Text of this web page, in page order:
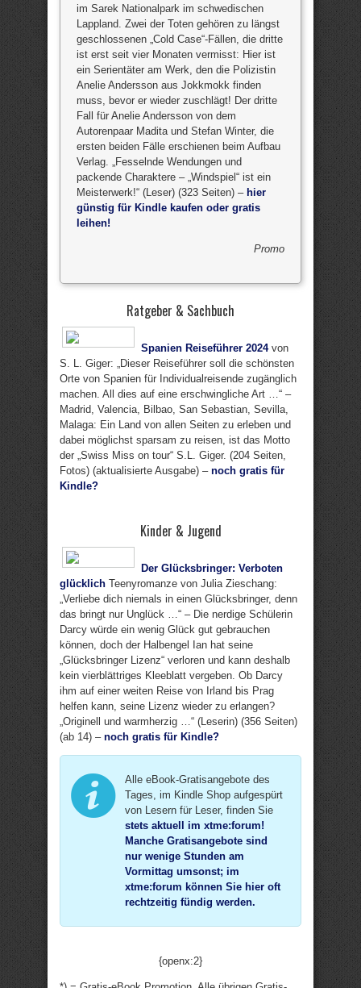
im Sarek Nationalpark im schwedischen
Lappland. Zwei der Toten gehören zu längst
geschlossenen „Cold Case“-Fällen, die dritte
ist erst seit vier Monaten vermisst: Hier ist
ein Serientäter am Werk, den die Polizistin
Anelie Andersson aus Jokkmokk finden
muss, bevor er wieder zuschlägt! Der dritte
Fall für Anelie Andersson von dem
Autorenpaar Madita und Stefan Winter, die
ersten beiden Fälle erschienen beim Aufbau
Verlag. „Fesselnde Wendungen und
packende Charaktere – „Windspiel“ ist ein
Meisterwerk!“ (Leser) (323 Seiten) – hier
günstig für Kindle kaufen oder gratis
leihen!
Promo
Ratgeber & Sachbuch
Spanien Reiseführer 2024von
S. L. Giger: „Dieser Reiseführer soll die schönsten
Orte von Spanien für Individualreisende zugänglich
machen. All dies auf eine erschwingliche Art …“ –
Madrid, Valencia, Bilbao, San Sebastian, Sevilla,
Malaga: Ein Land von allen Seiten zu erleben und
dabei möglichst sparsam zu reisen, ist das Motto
der „Swiss Miss on tour“ S.L. Giger. (204 Seiten,
Fotos) (aktualisierte Ausgabe) – noch gratis für
Kindle?
Kinder & Jugend
Der Glücksbringer: Verboten
glücklich Teenyromanze von Julia Zieschang:
„Verliebe dich niemals in einen Glücksbringer, denn
das bringt nur Unglück …“ – Die nerdige Schülerin
Darcy würde ein wenig Glück gut gebrauchen
können, doch der Halbengel Ian hat seine
„Glücksbringer Lizenz“ verloren und kann deshalb
kein vierblättriges Kleeblatt vergeben. Ob Darcy
ihm auf einer weiten Reise von Irland bis Prag
helfen kann, seine Lizenz wieder zu erlangen?
„Originell und warmherzig …“ (Leserin) (356 Seiten)
(ab 14) – noch gratis für Kindle?
Alle eBook-Gratisangebote des
Tages, im Kindle Shop aufgespürt
von Lesern für Leser, finden Sie
stets aktuell im xtme:forum!
Manche Gratisangebote sind
nur wenige Stunden am
Vormittag umsonst; im
xtme:forum können Sie hier oft
rechtzeitig fündig werden.
{openx:2}